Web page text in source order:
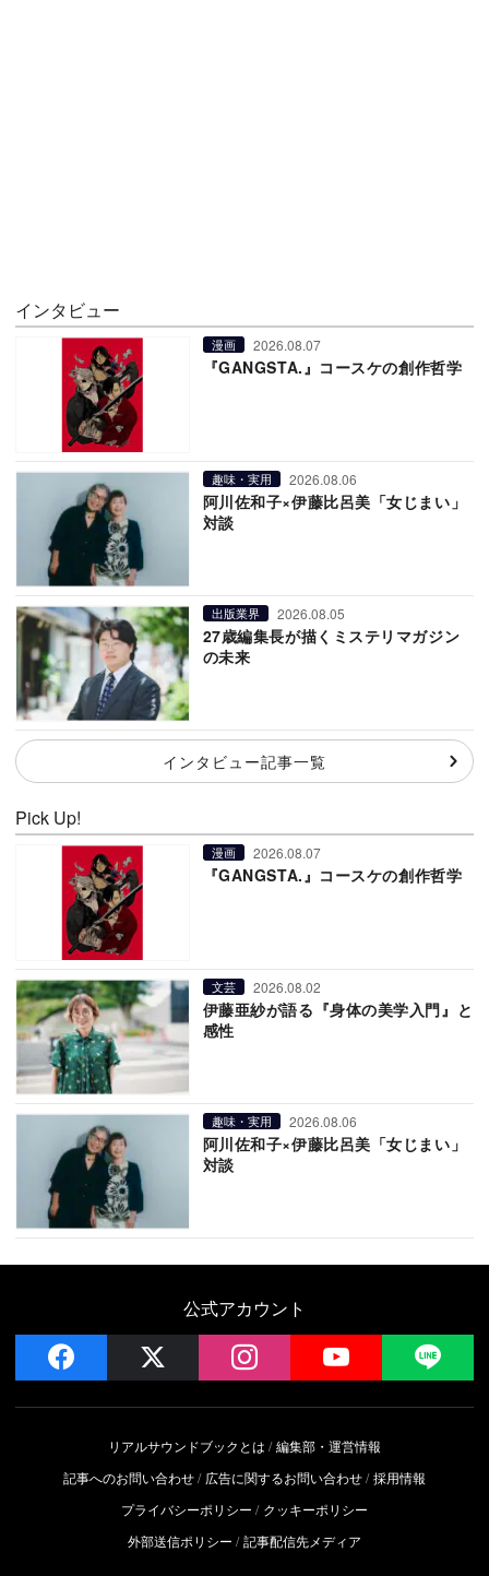
インタビュー
漫画 2026.08.07
『GANGSTA.』コースケの創作哲学
趣味・実用 2026.08.06
阿川佐和子×伊藤比呂美「女じまい」
対談
出版業界 2026.08.05
27歳編集長が描くミステリマガジン
の未来
インタビュー記事一覧
Pick Up!
漫画 2026.08.07
『GANGSTA.』コースケの創作哲学
文芸 2026.08.02
伊藤亜紗が語る『身体の美学入門』と
感性
趣味・実用 2026.08.06
阿川佐和子×伊藤比呂美「女じまい」
対談
公式アカウント
facebook instagram YouTube
リアルサウンドブックとは
編集部・運営情報
記事へのお問い合わせ
広告に関するお問い合わせ 採用情報
プライバシーポリシー
クッキーポリシー
外部送信ポリシー
記事配信先メディア